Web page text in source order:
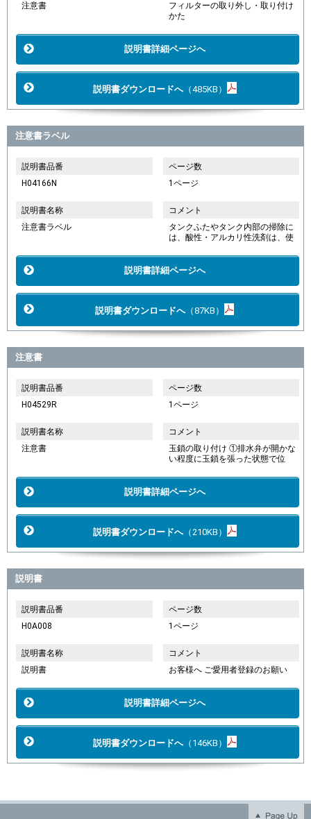
注意書
フィルターの取り外し・取り付け
かた
説明書詳細ページへ
説明書ダウンロードへ（485KB）
注意書ラベル
説明書品番
H04166N
ページ数
1ページ
説明書名称
注意書ラベル
コメント
タンクふたやタンク内部の掃除に
は、酸性・アルカリ性洗剤は、使
説明書詳細ページへ
説明書ダウンロードへ（87KB）
注意書
説明書品番
H04529R
ページ数
1ページ
説明書名称
注意書
コメント
玉鎖の取り付け ①排水弁が開かな
い程度に玉鎖を張った状態で位
説明書詳細ページへ
説明書ダウンロードへ（210KB）
説明書
説明書品番
H0A008
ページ数
1ページ
説明書名称
説明書
コメント
お客様へ ご愛用者登録のお願い
説明書詳細ページへ
説明書ダウンロードへ（146KB）